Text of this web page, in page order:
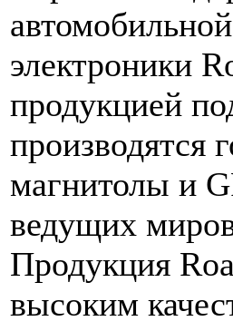
электроники
продукцией
производятся
магнитолы и
ведущих
Продукция
высоким